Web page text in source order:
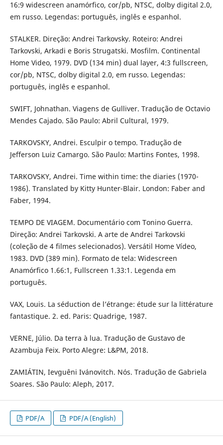
16:9 widescreen anamórfico, cor/pb, NTSC, dolby digital 2.0,
em russo. Legendas: português, inglês e espanhol.
STALKER. Direção: Andrei Tarkovsky. Roteiro: Andrei
Tarkovski, Arkadi e Boris Strugatski. Mosfilm. Continental
Home Video, 1979. DVD (134 min) dual layer, 4:3 fullscreen,
cor/pb, NTSC, dolby digital 2.0, em russo. Legendas:
português, inglês e espanhol.
SWIFT, Johnathan. Viagens de Gulliver. Tradução de Octavio
Mendes Cajado. São Paulo: Abril Cultural, 1979.
TARKOVSKY, Andrei. Esculpir o tempo. Tradução de
Jefferson Luiz Camargo. São Paulo: Martins Fontes, 1998.
TARKOVSKY, Andrei. Time within time: the diaries (1970-
1986). Translated by Kitty Hunter-Blair. London: Faber and
Faber, 1994.
TEMPO DE VIAGEM. Documentário com Tonino Guerra.
Direção: Andrei Tarkovski. A arte de Andrei Tarkovski
(coleção de 4 filmes selecionados). Versátil Home Vídeo,
1983. DVD (389 min). Formato de tela: Widescreen
Anamórfico 1.66:1, Fullscreen 1.33:1. Legenda em
português.
VAX, Louis. La séduction de l’étrange: étude sur la littérature
fantastique. 2. ed. Paris: Quadrige, 1987.
VERNE, Júlio. Da terra à lua. Tradução de Gustavo de
Azambuja Feix. Porto Alegre: L&PM, 2018.
ZAMIÁTIN, Ievguêni Ivánovitch. Nós. Tradução de Gabriela
Soares. São Paulo: Aleph, 2017.
PDF/A PDF/A (English)